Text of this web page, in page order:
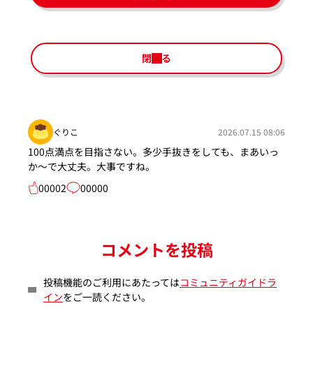
閉じる
ぐりこ 2026.07.15 08:06
100点満点を目指さない。多少手抜きをしても、まあいっ
か～で大丈夫。大事ですね。
00002
00000
コメントを投稿
投稿機能のご利用にあたってはコミュニティガイドラ
インをご一読ください。